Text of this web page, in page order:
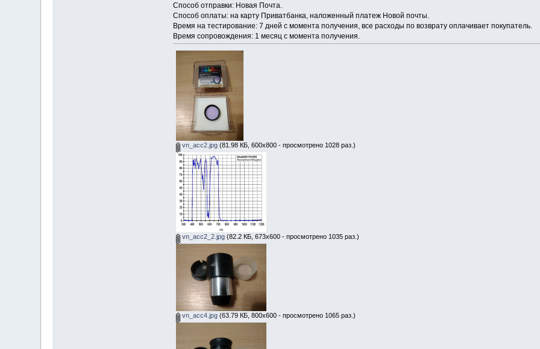
Способ отправки: Новая Почта.
Способ оплаты: на карту Приватбанка, наложенный платеж Новой почты.
Время на тестирование: 7 дней с момента получения, все расходы по возврату оплачивает покупатель.
Время сопровождения: 1 месяц с момента получения.
vn_acc2.jpg (81.98 КБ, 600x800 - просмотрено 1028 раз.)
vn_acc2_2.jpg (82.2 КБ, 673x600 - просмотрено 1035 раз.)
vn_acc4.jpg (63.79 КБ, 800x600 - просмотрено 1065 раз.)